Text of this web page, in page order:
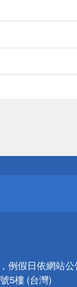
例假日依網站
5樓 (台灣)